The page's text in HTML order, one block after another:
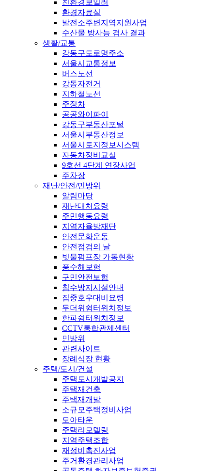
친환경보일러
환경자료실
발전소주변지역지원사업
수산물 방사능 검사 결과
생활/교통
강동구도로명주소
서울시교통정보
버스노선
강동자전거
지하철노선
주정차
공공와이파이
강동구부동산포털
서울시부동산정보
서울시토지정보시스템
자동차정비교실
9호선 4단계 연장사업
주차장
재난/안전/민방위
알림마당
재난대처요령
주민행동요령
지역자율방재단
안전문화운동
안전점검의 날
빗물펌프장 가동현황
풍수해보험
구민안전보험
침수방지시설안내
집중호우대비요령
무더위쉼터위치정보
한파쉼터위치정보
CCTV통합관제센터
민방위
관련사이트
장례식장 현황
주택/도시/건설
주택도시개발공지
주택재건축
주택재개발
소규모주택정비사업
모아타운
주택리모델링
지역주택조합
재정비촉진사업
주거환경관리사업